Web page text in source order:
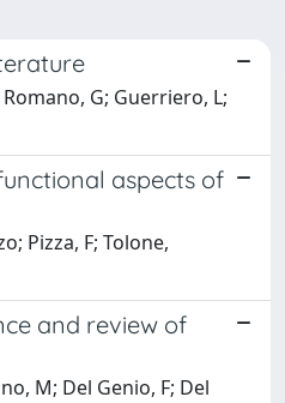
G; Guerriero, L;
aspects of
Pizza, F; Tolone,
and review of
M; Del Genio, F; Del